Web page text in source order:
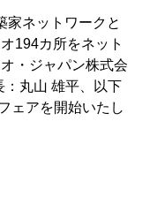
家ネットワークと
194カ所をネット
・ジャパン株式会
：丸山 雄平、以下
ェアを開始いたし